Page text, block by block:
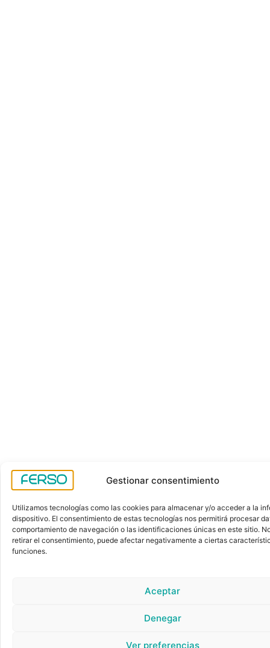
Gestionar consentimiento
Utilizamos tecnologías como las cookies para almacenar y/o acceder a la
dispositivo. El consentimiento de estas tecnologías nos permitirá procesar
comportamiento de navegación o las identificaciones únicas en este sitio.
retirar el consentimiento, puede afectar negativamente a ciertas
funciones.
Aceptar
Denegar
Ver preferencias